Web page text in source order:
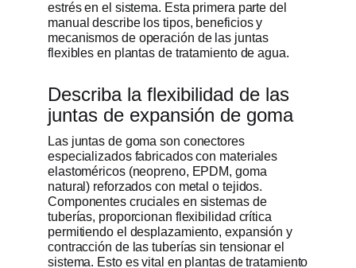
estrés en el sistema. Esta primera parte del
manual describe los tipos, beneficios y
mecanismos de operación de las juntas
flexibles en plantas de tratamiento de agua.
Describa la flexibilidad de las
juntas de expansión de goma
Las juntas de goma son conectores
especializados fabricados con materiales
elastoméricos (neopreno, EPDM, goma
natural) reforzados con metal o tejidos.
Componentes cruciales en sistemas de
tuberías, proporcionan flexibilidad crítica
permitiendo el desplazamiento, expansión y
contracción de las tuberías sin tensionar el
sistema. Esto es vital en plantas de tratamiento